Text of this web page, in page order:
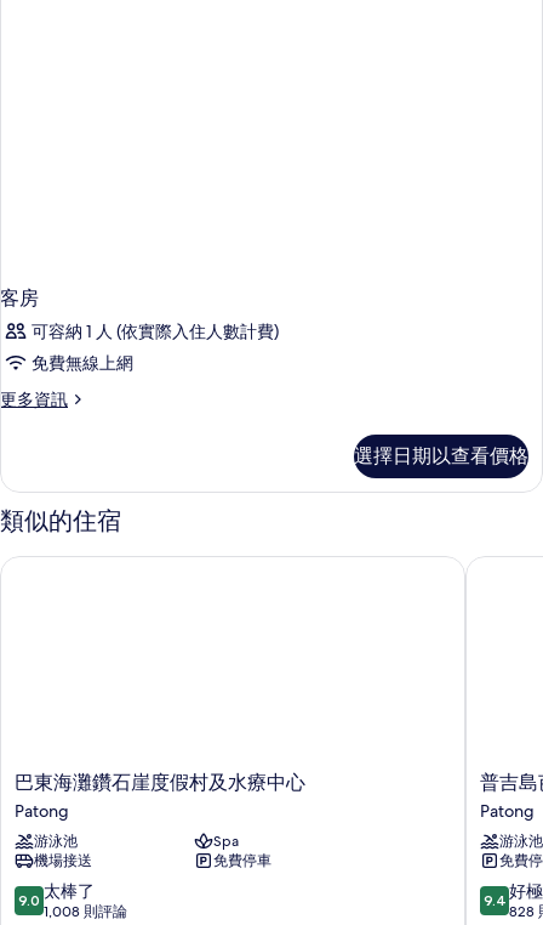
客房
可容納 1 人 (依實際入住人數計費)
免費無線上網
更多資訊
更
的
詳
情
選擇日期以查看價格
類似的住宿
巴
東
海
灘
鑽
石
崖
巴東海灘鑽石崖度假村及水療中心
Patong
游泳池
Spa
機場接送
免費停車
9.0
分，
9.0 太棒了
1,008 則評論
巴東海灘鑽石崖度假村及水療中心
普
吉
島
芭
東
英
迪
普吉島
Patong
游泳池
免費
9.4
分，
9.4 好
828
普吉島